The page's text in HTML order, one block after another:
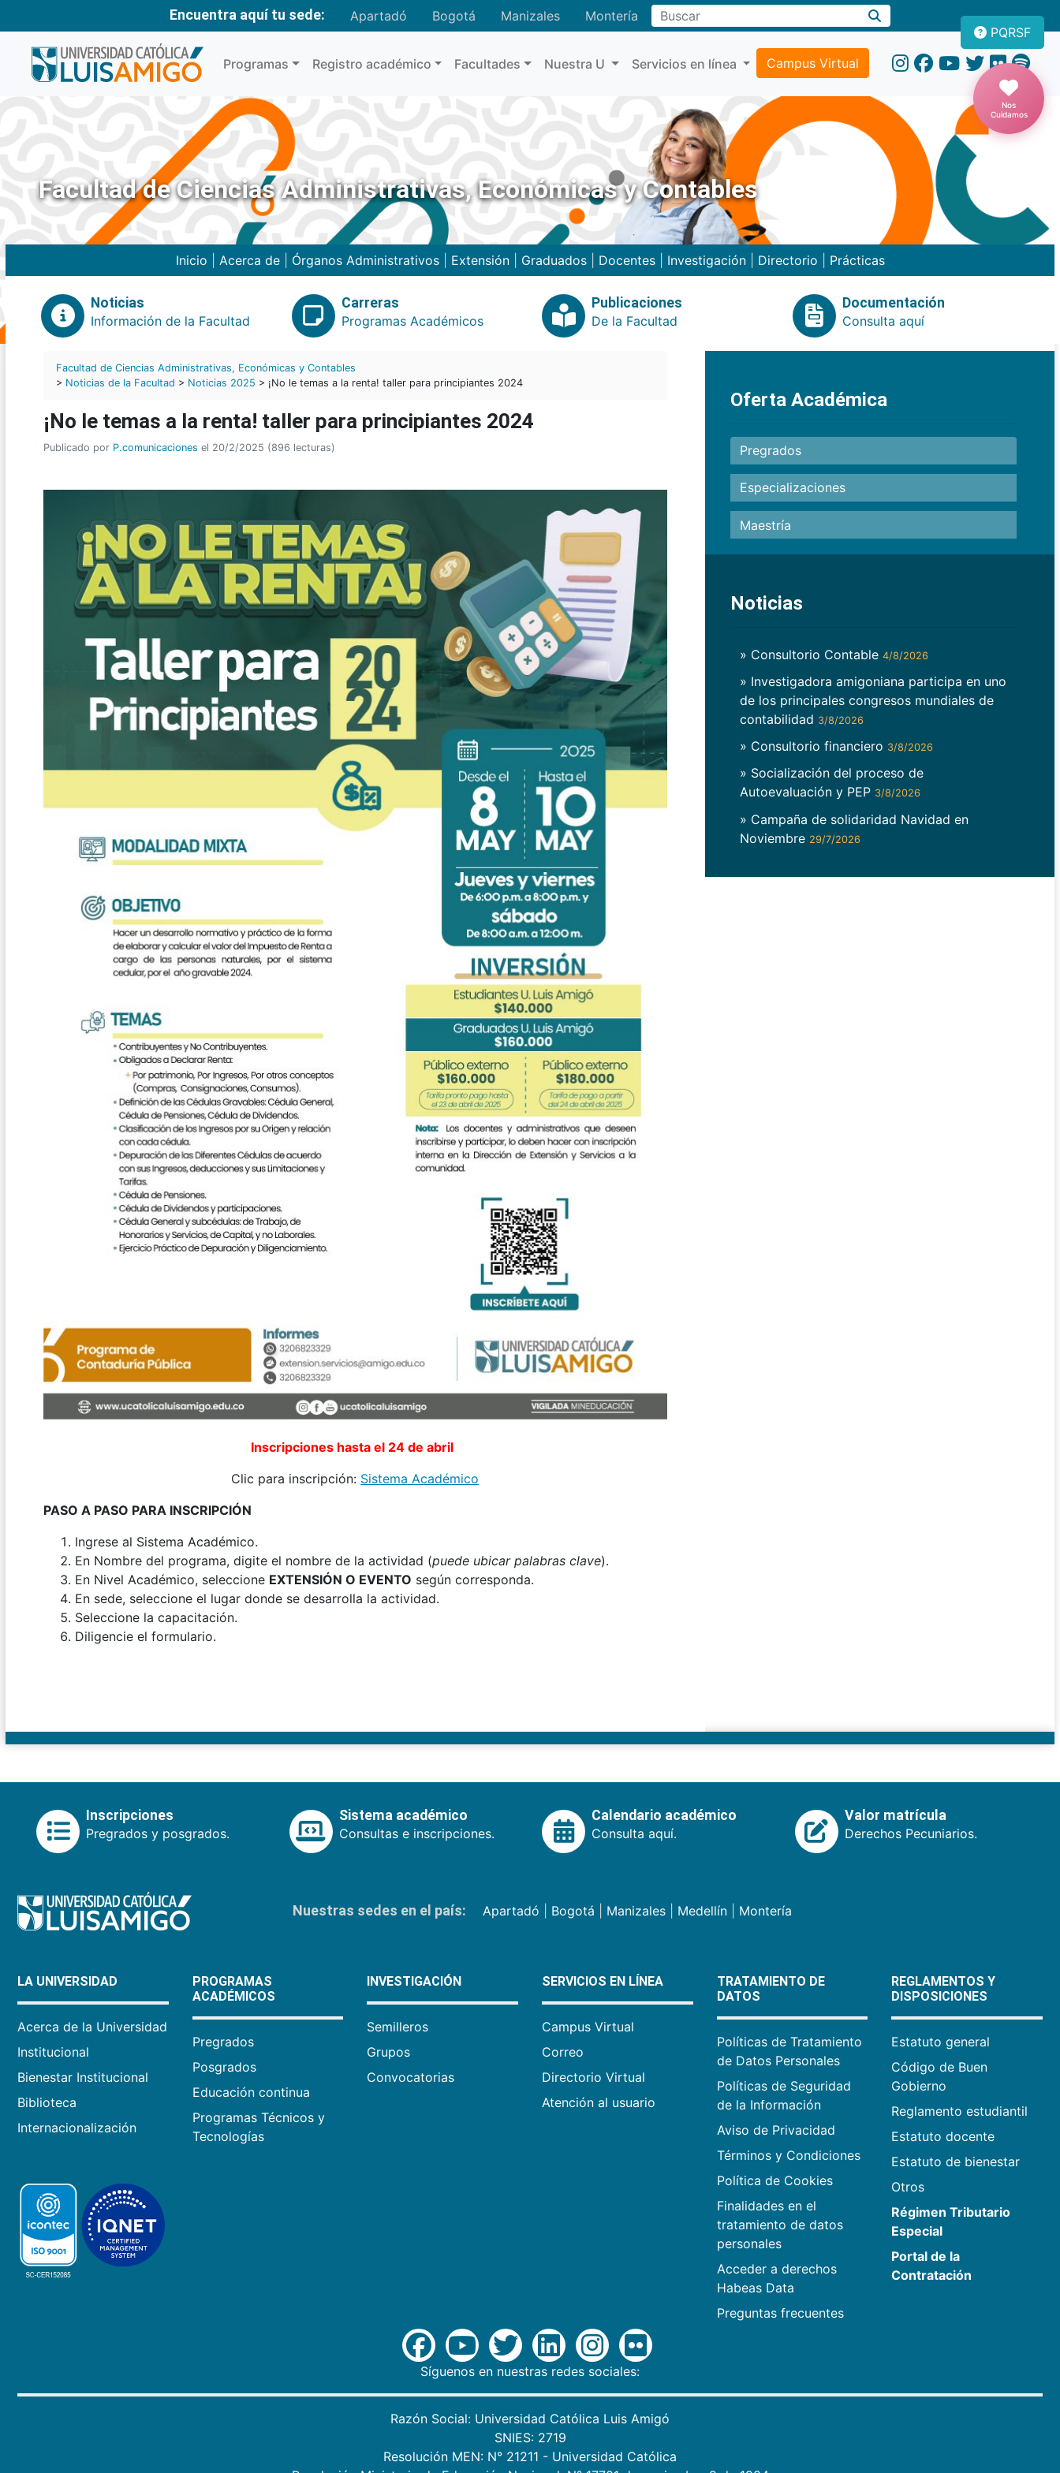
Encuentra aquí tu sede: Apartadó Bogotá Manizales MonteríaBuscar
Programas Registro académico Facultades Nuestra U Servicios en línea Campus Virtual
PQRSF
Nos
Cuidamos
Facultad de Ciencias Administrativas, Económicas y Contables
Inicio Acerca de| Órganos Administrativos| Extensión| Graduados| Docentes| Investigación| Directorio Prácticas
Noticias
Información de la Facultad
Carreras
Programas Académicos
Publicaciones
De la Facultad
Documentación
Consulta aquí
Facultad de Ciencias Administrativas, Económicas y Contables
> Noticias de la Facultad > Noticias 2025 > ¡No le temas a la renta! taller para principiantes 2024
¡No le temas a la renta! taller para principiantes 2024
Publicado por P.comunicaciones el 20/2/2025 (896 lecturas)
Inscripciones hasta el 24 de abril
Clic para inscripción: Sistema Académico
PASO A PASO PARA INSCRIPCIÓN
Ingrese al Sistema Académico.
En Nombre del programa, digite el nombre de la actividad (puede ubicar palabras clave).
En Nivel Académico, seleccione EXTENSIÓN O EVENTO según corresponda.
En sede, seleccione el lugar donde se desarrolla la actividad.
Seleccione la capacitación.
Diligencie el formulario.
Oferta Académica
Pregrados
Especializaciones
Maestría
Noticias
» Consultorio Contable 4/8/2026
» Investigadora amigoniana participa en uno
de los principales congresos mundiales de
contabilidad 3/8/2026
» Consultorio financiero 3/8/2026
» Socialización del proceso de
Autoevaluación y PEP 3/8/2026
» Campaña de solidaridad Navidad en
Noviembre 29/7/2026
Inscripciones
Pregrados y posgrados.
Sistema académico
Consultas e inscripciones.
Calendario académico
Consulta aquí.
Valor matrícula
Derechos Pecuniarios.
Nuestras sedes en el país: Apartadó Bogotá Manizales| Medellín| Montería
LA UNIVERSIDAD
Acerca de la Universidad
Institucional
Bienestar Institucional
Biblioteca
Internacionalización
PROGRAMAS
ACADÉMICOS
Pregrados
Posgrados
Educación continua
Programas Técnicos y
Tecnologías
INVESTIGACIÓN
Semilleros
Grupos
Convocatorias
SERVICIOS EN LÍNEA
Campus Virtual
Correo
Directorio Virtual
Atención al usuario
TRATAMIENTO DE
DATOS
Políticas de Tratamiento
de Datos Personales
Políticas de Seguridad
de la Información
Aviso de Privacidad
Términos y Condiciones
Política de Cookies
Finalidades en el
tratamiento de datos
personales
Acceder a derechos
Habeas Data
Preguntas frecuentes
REGLAMENTOS Y
DISPOSICIONES
Estatuto general
Código de Buen
Gobierno
Reglamento estudiantil
Estatuto docente
Estatuto de bienestar
Otros
Régimen Tributario
Especial
Portal de la
Contratación
Síguenos en nuestras redes sociales:
Razón Social: Universidad Católica Luis Amigó
SNIES: 2719
Resolución MEN: N° 21211 - Universidad Católica